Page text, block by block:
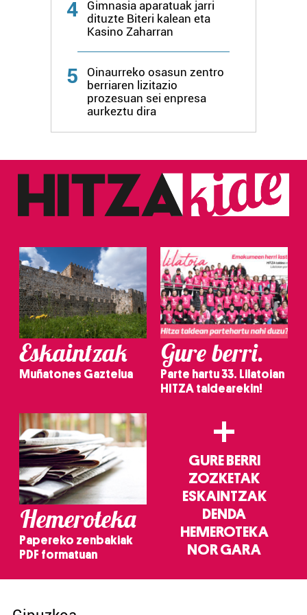
4
Gimnasia aparatuak jarri
dituzte Biteri kalean eta
Kasino Zaharran
5
Oinaurreko osasun zentro
berriaren lizitazio
prozesuan sei enpresa
aurkeztu dira
Eskaintzak
Muñatones Gaztelua
Gure berri.
Parte hartu 33. Lilatoian
HITZA taldearekin!
Hemeroteka
Papereko zenbakiak
PDF formatuan
+
GURE BERRI
ZOZKETAK
ESKAINTZAK
DENDA
HEMEROTEKA
NOR GARA